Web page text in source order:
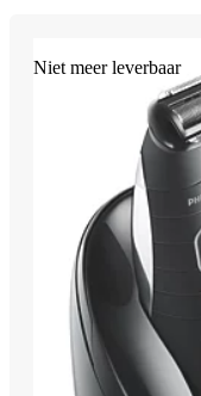
Niet meer leverbaar